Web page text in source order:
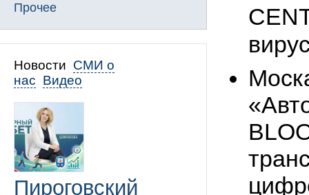
Прочее
Новости СМИ о
нас Видео
Пироговский